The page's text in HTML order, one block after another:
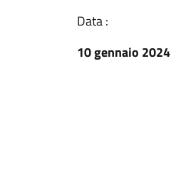
Data :
10 gennaio 2024